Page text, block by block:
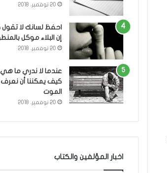
20 نوفمبر، 2018
احفظ لسانك لا تقول
إن البلاء موكل
20 نوفمبر، 2018
عندما لا ندري ما هي
كيف يمكننا أن
الموت
20 نوفمبر، 2018
اخبار المؤلفين والكتاب